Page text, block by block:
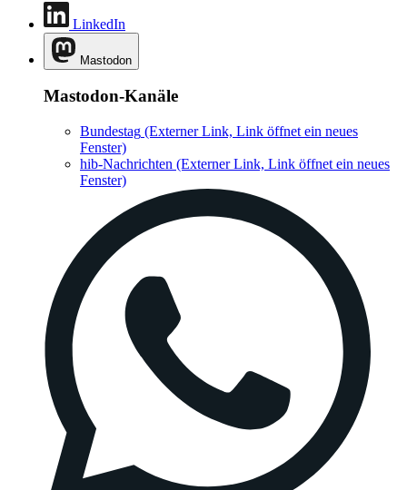
LinkedIn
Mastodon
Mastodon-Kanäle
Bundestag (Externer Link, Link öffnet ein neues
Fenster)
hib-Nachrichten (Externer Link, Link öffnet ein neues
Fenster)